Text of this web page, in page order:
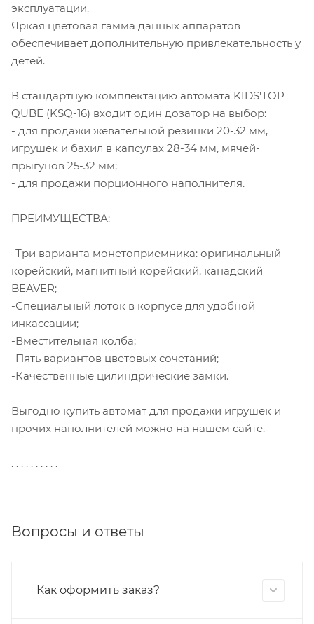
эксплуатации.
Яркая цветовая гамма данных аппаратов
обеспечивает дополнительную привлекательность у
детей.
В стандартную комплектацию автомата KIDS'TOP
QUBE (KSQ-16) входит один дозатор на выбор:
- для продажи жевательной резинки 20-32 мм,
игрушек и бахил в капсулах 28-34 мм, мячей-
прыгунов 25-32 мм;
- для продажи порционного наполнителя.
ПРЕИМУЩЕСТВА:
-Три варианта монетоприемника: оригинальный
корейский, магнитный корейский, канадский
BEAVER;
-Специальный лоток в корпусе для удобной
инкассации;
-Вместительная колба;
-Пять вариантов цветовых сочетаний;
-Качественные цилиндрические замки.
Выгодно купить автомат для продажи игрушек и
прочих наполнителей можно на нашем сайте.
. . . . . . . . . .
Вопросы и ответы
Как оформить заказ?